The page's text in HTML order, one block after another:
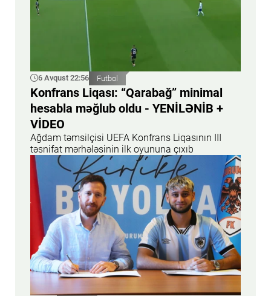
6 Avqust 22:56 Futbol
Konfrans Liqası: “Qarabağ” minimal
hesabla məğlub oldu - YENİLƏNİB +
VİDEO
Ağdam təmsilçisi UEFA Konfrans Liqasının III
təsnifat mərhələsinin ilk oyununa çıxıb